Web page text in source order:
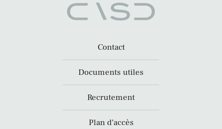
Contact
Documents utiles
Recrutement
Plan d’accès